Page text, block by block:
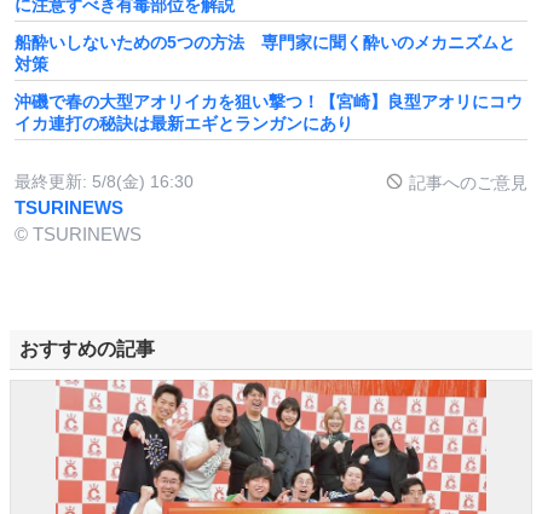
に注意すべき有毒部位を解説
船酔いしないための5つの方法 専門家に聞く酔いのメカニズムと
対策
沖磯で春の大型アオリイカを狙い撃つ！【宮崎】良型アオリにコウ
イカ連打の秘訣は最新エギとランガンにあり
最終更新: 5/8(金) 16:30 記事へのご意見
TSURINEWS
© TSURINEWS
おすすめの記事